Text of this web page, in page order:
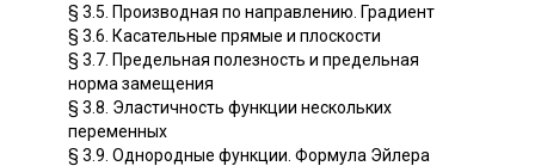
§ 3.5. Производная по направлению. Градиент
§ 3.6. Касательные прямые и плоскости
§ 3.7. Предельная полезность и предельная
норма замещения
§ 3.8. Эластичность функции нескольких
переменных
§ 3.9. Однородные функции. Формула Эйлера